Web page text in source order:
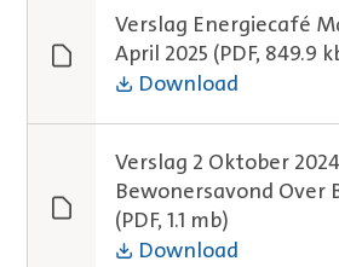
Verslag Energiecafé
April 2025 (PDF, 849.9
Download
Verslag 2 Oktober 2024
Bewonersavond Over
(PDF, 1.1 mb)
Download